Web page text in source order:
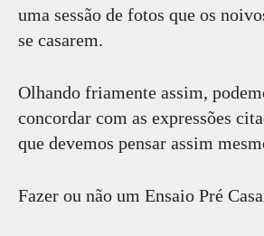
uma sessão de fotos que os
se casarem.
Olhando friamente assim,
concordar com as expressões
que devemos pensar assim
Fazer ou não um Ensaio Pré